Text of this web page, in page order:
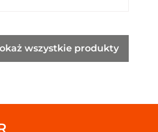
wszystkie produkty